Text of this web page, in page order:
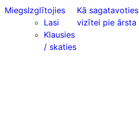
MiegsIzglītojies
Lasi
Klausies
/ skaties
Kā sagatavoties
vizītei pie ārsta